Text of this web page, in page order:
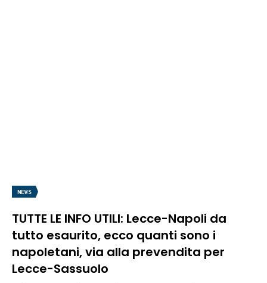
NEWS
TUTTE LE INFO UTILI: Lecce-Napoli da
tutto esaurito, ecco quanti sono i
napoletani, via alla prevendita per
Lecce-Sassuolo